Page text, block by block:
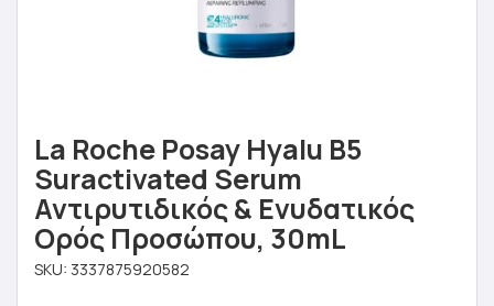
La Roche Posay Hyalu B5
Suractivated Serum
Αντιρυτιδικός & Ενυδατικός
Ορός Προσώπου, 30mL
SKU: 3337875920582